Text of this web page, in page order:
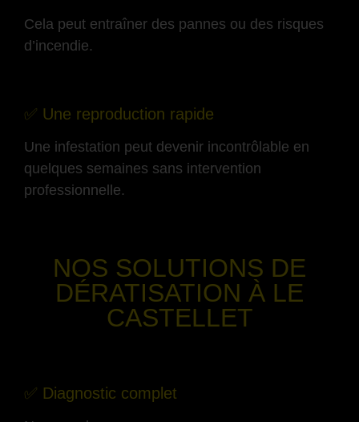
Cela peut entraîner des pannes ou des risques
d’incendie.
✅ Une reproduction rapide
Une infestation peut devenir incontrôlable en
quelques semaines sans intervention
professionnelle.
NOS SOLUTIONS DE
DÉRATISATION À LE
CASTELLET
✅ Diagnostic complet